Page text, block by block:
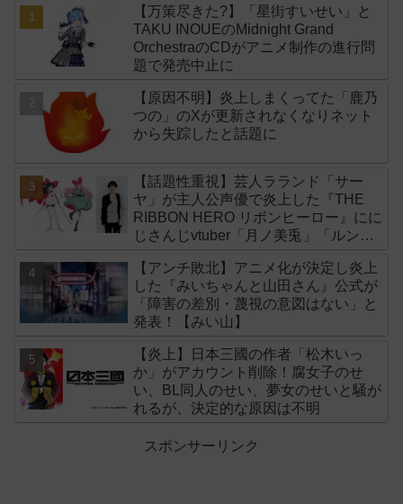
【万策尽きた?】「星街すいせい」と
TAKU INOUEのMidnight Grand
OrchestraのCDがアニメ制作の進行問
題で発売中止に
【原因不明】炎上しまくってた「鹿乃
つの」のXが更新されなくなりネット
から失踪したと話題に
【話題性重視】芸人ラランド「サー
ヤ」が主人公声優で炎上した『THE
RIBBON HERO リボンヒーロー』にに
じさんじvtuber「月ノ美兎」「ルンル
【アンチ敗北】アニメ化が決定し炎上
した『みいちゃんと山田さん』公式が
「障害の差別・蔑視の意図はない」と
発表！【みい山】
【炎上】日本三國の作者「松木いっ
か」がアカウント削除！腐女子のせ
い、BL同人のせい、夢女のせいと騒が
れるが、決定的な原因は不明
スポンサーリンク